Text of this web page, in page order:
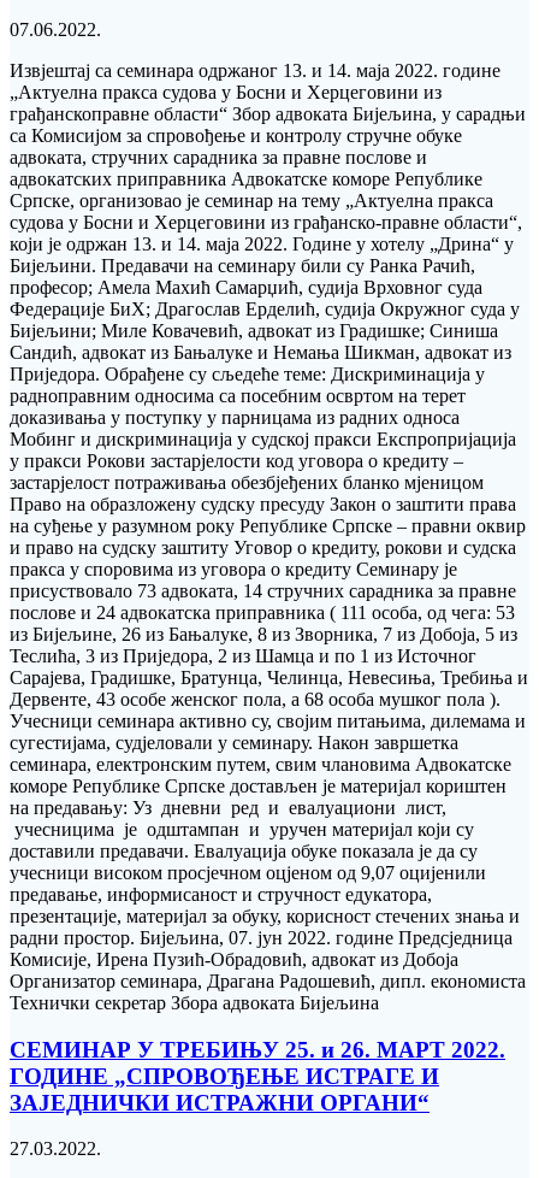
07.06.2022.
Извјештај са семинара одржаног 13. и 14. маја 2022. године
„Актуелна пракса судова у Босни и Херцеговини из
грађанскоправне области“ Збор адвоката Бијељина, у сарадњи
са Комисијом за спровођење и контролу стручне обуке
aдвоката, стручних сарадника за правне послове и
aдвокатских приправника Адвокатске коморе Републике
Српске, организовао је семинар на тему „Актуелна пракса
судова у Босни и Херцеговини из грађанско-правне области“,
који је одржан 13. и 14. маја 2022. Године у хотелу „Дрина“ у
Бијељини. Предавачи на семинару били су Ранка Рачић,
професор; Амела Махић Самарџић, судија Врховног суда
Федерације БиХ; Драгослав Ерделић, судија Окружног суда у
Бијељини; Миле Ковачевић, адвокат из Градишке; Синиша
Сандић, адвокат из Бањалуке и Немања Шикман, адвокат из
Приједора. Обрађене су сљедеће теме: Дискриминација у
радноправним односима са посебним освртом на терет
доказивања у поступку у парницама из радних односа
Мобинг и дискриминација у судској пракси Експропријација
у пракси Рокови застарјелости код уговора о кредиту –
застарјелост потраживања обезбјеђених бланко мјеницом
Право на образложену судску пресуду Закон о заштити права
на суђење у разумном року Републике Српске – правни оквир
и право на судску заштиту Уговор о кредиту, рокови и судска
пракса у споровима из уговора о кредиту Семинару је
присуствовало 73 адвоката, 14 стручних сарадника за правне
послове и 24 адвокатска приправника ( 111 особа, од чега: 53
из Бијељине, 26 из Бањалуке, 8 из Зворника, 7 из Добоја, 5 из
Теслића, 3 из Приједора, 2 из Шамца и по 1 из Источног
Сарајева, Градишке, Братунца, Челинца, Невесиња, Требиња и
Дервенте, 43 особе женског пола, а 68 особа мушког пола ).
Учесници семинара активно су, својим питањима, дилемама и
сугестијама, судјеловали у семинару. Након завршетка
семинара, електронским путем, свим члановима Адвокатске
коморе Републике Српске достављен је материјал кориштен
на предавању: Уз дневни ред и евалуациони лист,
учесницима је одштампан и уручен материјал који су
доставили предавачи. Евалуација обуке показала је да су
учесници високом просјечном оцјеном од 9,07 оцијенили
предавање, информисаност и стручност едукатора,
презентације, материјал за обуку, корисност стечених знања и
радни простор. Бијељина, 07. јун 2022. године Предсједница
Комисије, Ирена Пузић-Обрадовић, адвокат из Добоја
Организатор семинара, Драгана Радошевић, дипл. економиста
Технички секретар Збора адвоката Бијељина
СЕМИНАР У ТРЕБИЊУ 25. и 26. МАРТ 2022.
ГОДИНЕ „СПРОВОЂЕЊЕ ИСТРАГЕ И
ЗАЈЕДНИЧКИ ИСТРАЖНИ ОРГАНИ“
27.03.2022.